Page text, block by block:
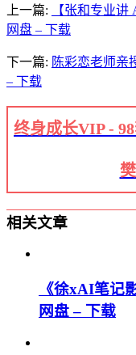
上一篇:
【张和专业
网盘 – 下载
下一篇: 陈彩恋老师亲
– 下载
终身成长VIP -
相关文章
《徐xAI笔记
网盘 – 下载